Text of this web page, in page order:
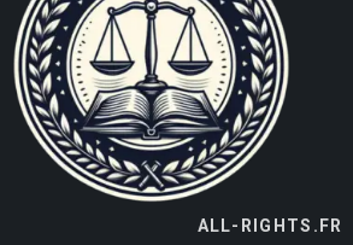
ALL-RIGHTS.FR